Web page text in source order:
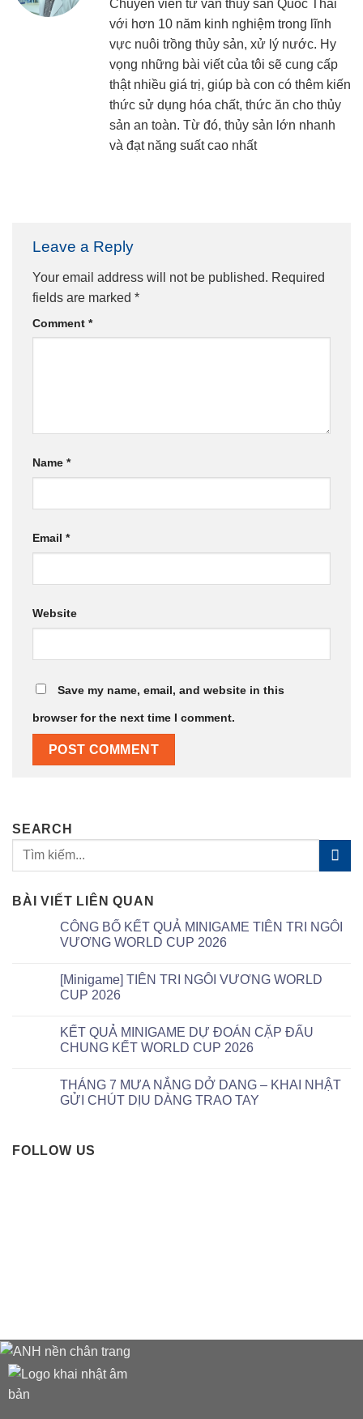
Chuyên viên tư vấn thủy sản Quốc Thái
với hơn 10 năm kinh nghiệm trong lĩnh
vực nuôi trồng thủy sản, xử lý nước. Hy
vọng những bài viết của tôi sẽ cung cấp
thật nhiều giá trị, giúp bà con có thêm kiến
thức sử dụng hóa chất, thức ăn cho thủy
sản an toàn. Từ đó, thủy sản lớn nhanh
và đạt năng suất cao nhất
Leave a Reply
Your email address will not be published. Required
fields are marked *
Comment *
Name *
Email *
Website
Save my name, email, and website in this
browser for the next time I comment.
SEARCH
BÀI VIẾT LIÊN QUAN
CÔNG BỐ KẾT QUẢ MINIGAME TIÊN TRI NGÔI
VƯƠNG WORLD CUP 2026
[Minigame] TIÊN TRI NGÔI VƯƠNG WORLD
CUP 2026
KẾT QUẢ MINIGAME DỰ ĐOÁN CẶP ĐẤU
CHUNG KẾT WORLD CUP 2026
THÁNG 7 MƯA NẮNG DỞ DANG – KHAI NHẬT
GỬI CHÚT DỊU DÀNG TRAO TAY
FOLLOW US